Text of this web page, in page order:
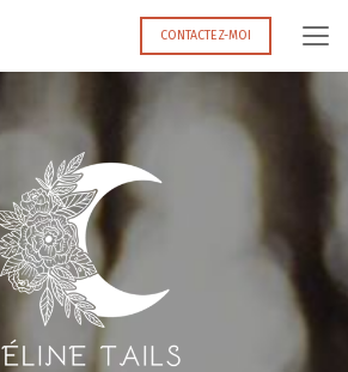
CONTACTEZ-MOI